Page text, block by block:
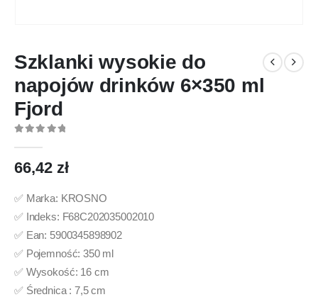
Szklanki wysokie do
napojów drinków 6×350 ml
Fjord
66,42 zł
✅ Marka: KROSNO
✅ Indeks: F68C202035002010
✅ Ean: 5900345898902
✅ Pojemność: 350 ml
✅ Wysokość: 16 cm
✅ Średnica : 7,5 cm